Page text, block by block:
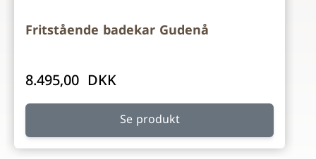
Fritstående badekar Gudenå
8.495,00 DKK
Se produkt